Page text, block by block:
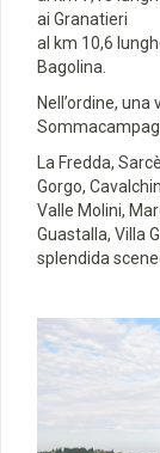
ai Granatieri
al km 10,6
Bagolina.
Nell’ordine,
La Fredda,
Gorgo,
Valle Molini,
Guastalla, Villa
splendida